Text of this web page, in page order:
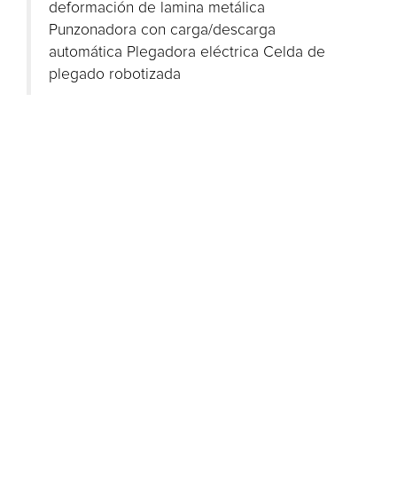
deformación de lamina metálica
Punzonadora con carga/descarga
automática Plegadora eléctrica Celda de
plegado robotizada